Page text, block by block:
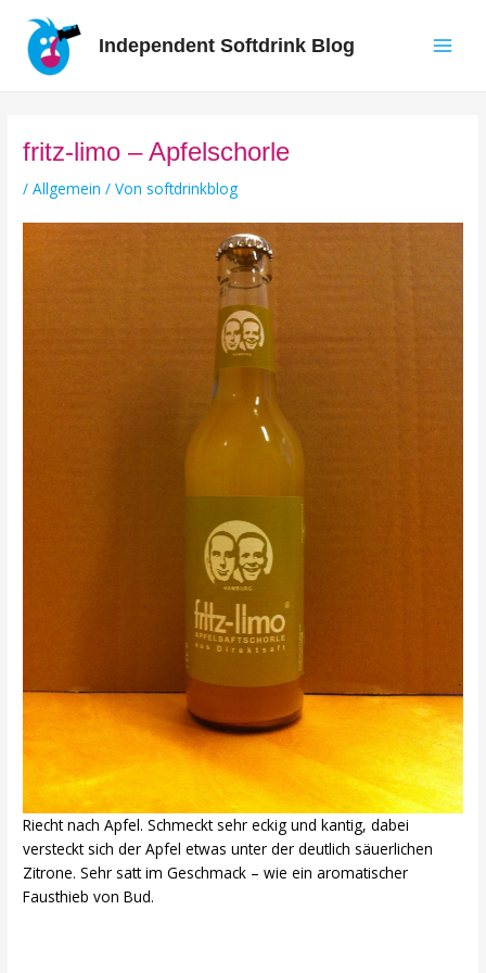
Inhalt
springen
Independent Softdrink Blog
fritz-limo – Apfelschorle
/Allgemein / Von softdrinkblog
Riecht nach Apfel. Schmeckt sehr eckig und kantig, dabei
versteckt sich der Apfel etwas unter der deutlich säuerlichen
Zitrone. Sehr satt im Geschmack – wie ein aromatischer
Fausthieb von Bud.